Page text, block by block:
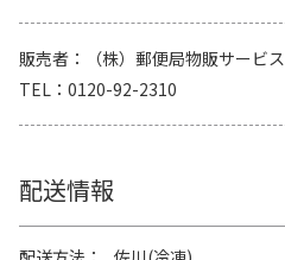
販売者
（株）郵便局物販サービス
TEL
0120-92-2310
配送情報